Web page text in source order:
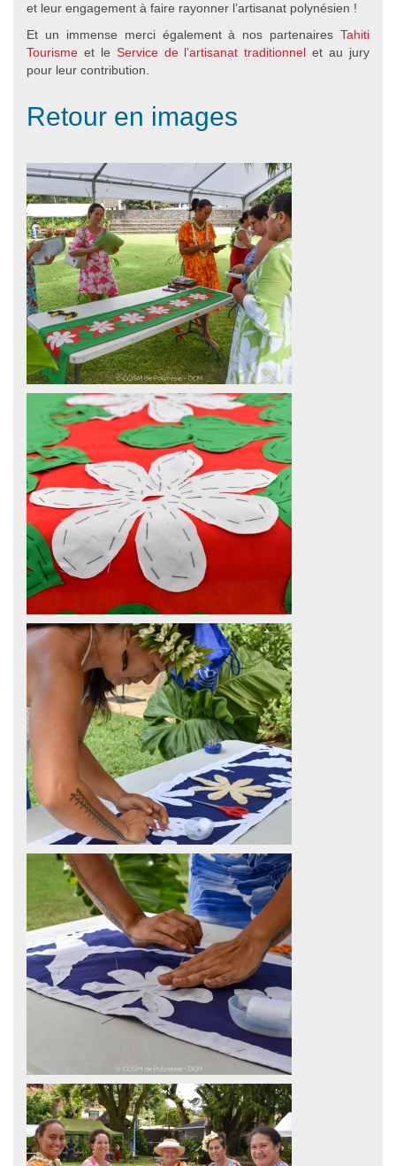
et leur engagement à faire rayonner l’artisanat polynésien !
Et un immense merci également à nos partenaires Tahiti
Tourisme et le Service de l’artisanat traditionnel et au jury
pour leur contribution.
Retour en images